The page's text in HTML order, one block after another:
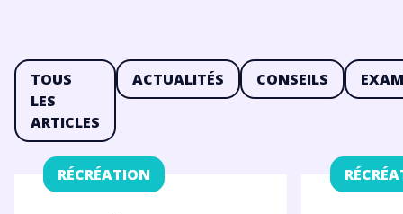
TOUS
LES
ARTICLES
ACTUALITÉS CONSEILS
RÉCRÉATION